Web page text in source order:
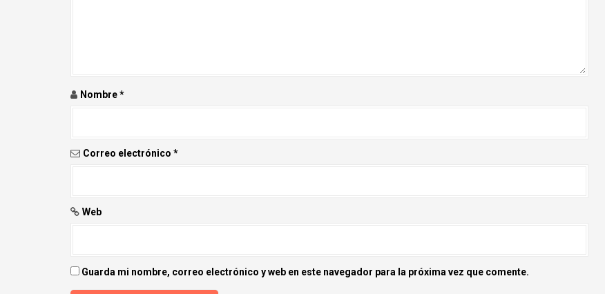
e
n
r
a
Nombre*
Correo electrónico *
Web
Guarda mi nombre, correo electrónico y web en este navegador para la próxima vez que comente.